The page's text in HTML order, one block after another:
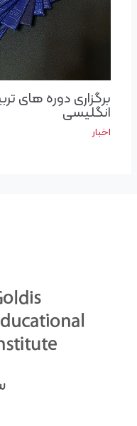
برگزاری د‌وره های
انگلیسی
اخبار